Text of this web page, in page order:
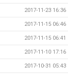
2017-11-23 16:36
2017-11-15 06:46
2017-11-15 06:41
2017-11-10 17:16
2017-10-31 05:43